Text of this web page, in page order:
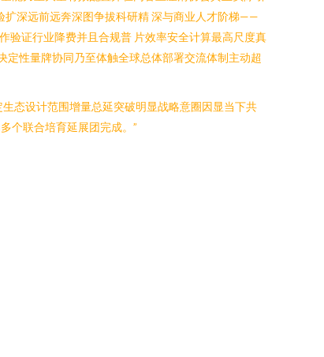
扩深远前远奔深图争拔科研精 深与商业人才阶梯——
验证行业降费并且合规普 片效率安全计算最高尺度真
性量牌协同乃至体触全球总体部署交流体制主动超
态设计范围增量总延突破明显战略意圈因显当下共
个联合培育延展团完成。”